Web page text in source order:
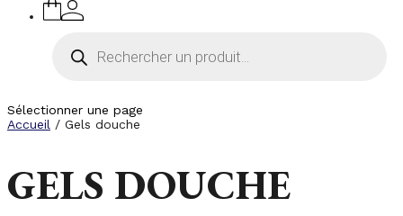
produits
Sélectionner une page
Accueil / Gels douche
GELS DOUCHE